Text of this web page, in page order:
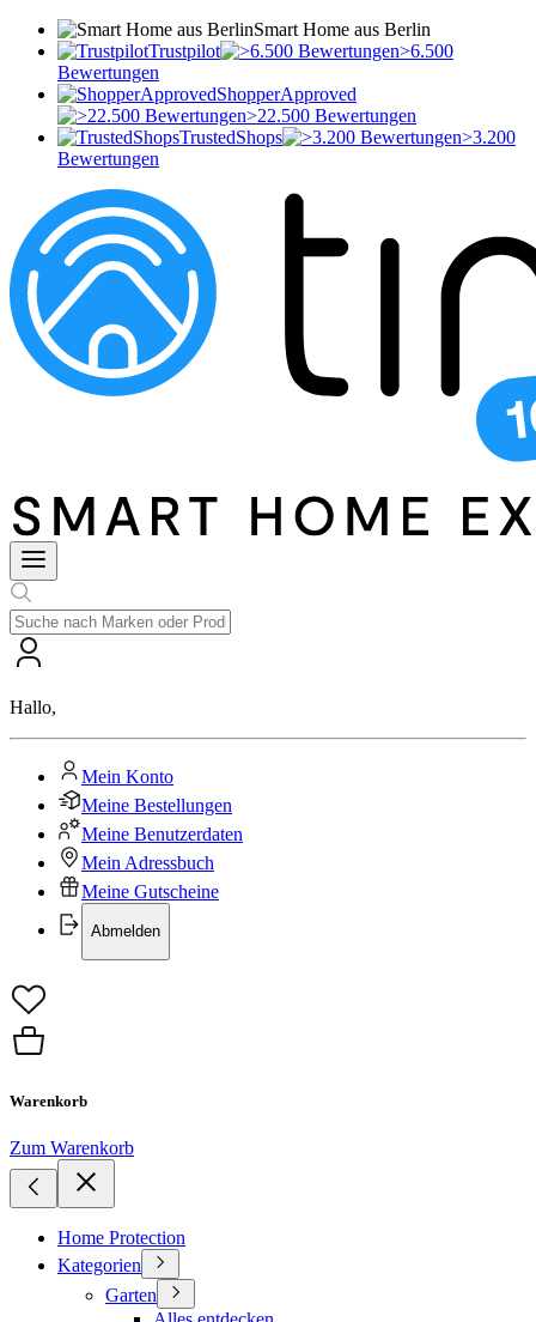
Smart Home aus Berlin
Trustpilot
>6.500
Bewertungen
ShopperApproved
>22.500 Bewertungen
TrustedShops
>3.200
Bewertungen
Hallo,
Mein Konto
Meine Bestellungen
Meine Benutzerdaten
Mein Adressbuch
Meine Gutscheine
Abmelden
Warenkorb
Zum Warenkorb
Home Protection
Kategorien
Garten